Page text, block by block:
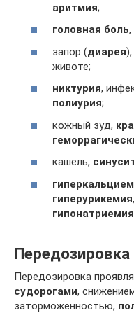
аритмия;
головная боль,
запор (диарея
животе;
никтурия,
полиурия;
кожный зуд,
кашель,
гиперурикемия,
гипонатриемия
Передозировка
Передозировка
судорогами,
заторможенностью,